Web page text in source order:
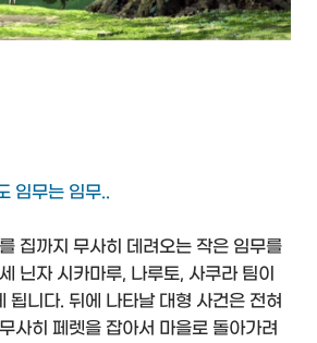
임무는 임무..
집까지 무사히 데려오는 작은 임무를
닌자 시카마루, 나루토, 사쿠라 팀이
됩니다. 뒤에 나타날 대형 사건은 전혀
사히 페렛을 잡아서 마을로 돌아가려